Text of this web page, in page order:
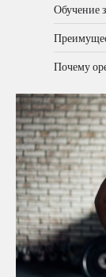
Обучение
Почему